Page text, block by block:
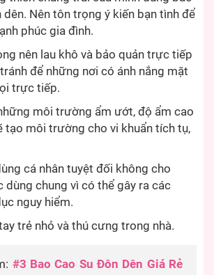
dên. Nên tôn trọng ý kiến bạn tình để
phúc gia đình.
nên lau khô và bảo quản trực tiếp
để những nơi có ánh nắng mặt
trực tiếp.
môi trường ẩm ướt, độ ẩm cao
tạo môi trường cho vi khuẩn tích tụ,
cá nhân tuyệt đối không cho
dùng chung vì có thể gây ra các
nguy hiểm.
trẻ nhỏ và thú cưng trong nhà.
#3 Bao Cao Su Đôn Dên Giá Rẻ